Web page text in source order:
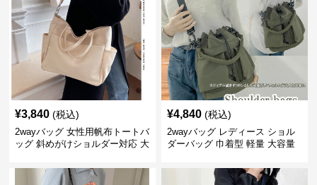
¥3,840 (税込)
2wayバッグ 女性用帆布トートバ
ッグ 斜めがけショルダー対応 大
¥4,840 (税込)
2wayバッグ レディース ショル
ダーバッグ 巾着型 軽量 大容量